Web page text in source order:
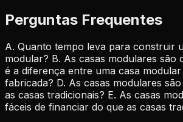
Perguntas Frequentes
A. Quanto tempo leva para construir
modular? B. As casas modulares são
é a diferença entre uma casa
fabricada? D. As casas modulares
as casas tradicionais? E. As casas
fáceis de financiar do que as casas